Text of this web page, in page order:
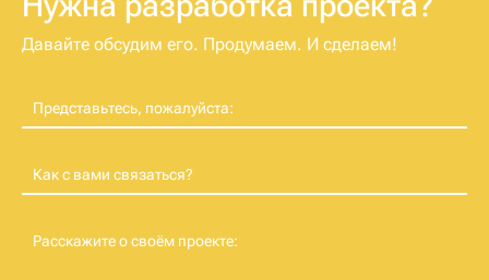
Давайте обсудим его. Продумаем. И сделаем!
Представьтесь, пожалуйста:
Как с вами связаться?
Расскажите о своём проекте: